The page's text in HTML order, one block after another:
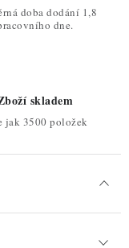
doba dodání 1,8
dne.
skladem
jak 3500 položek